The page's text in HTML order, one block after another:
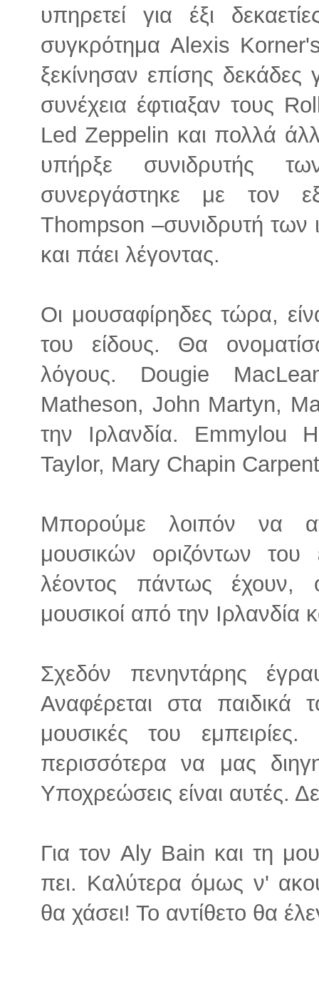
υπηρετεί για έξι
συγκρότημα Alexis
ξεκίνησαν επίσης δεκάδες
συνέχεια έφτιαξαν τους
Led Zeppelin και πολλά
υπήρξε συνιδρυτής
συνεργάστηκε με τον
Thompson –συνιδρυτή των
και πάει λέγοντας.
Οι μουσαφίρηδες τώρα,
του είδους. Θα
λόγους. Dougie
Matheson, John Martyn,
την Ιρλανδία. Emmylou
Taylor, Mary Chapin
Μπορούμε λοιπόν να
μουσικών οριζόντων του
λέοντος πάντως έχουν,
μουσικοί από την Ιρλανδία
Σχεδόν πενηντάρης
Αναφέρεται στα παιδικά
μουσικές του
περισσότερα να μας
Υποχρεώσεις είναι αυτές.
Για τον Aly Bain και τη
πει. Καλύτερα όμως ν'
θα χάσει! Το αντίθετο θα